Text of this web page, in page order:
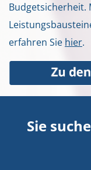
Budgetsicherheit.
erfahren Sie hier.
Sie